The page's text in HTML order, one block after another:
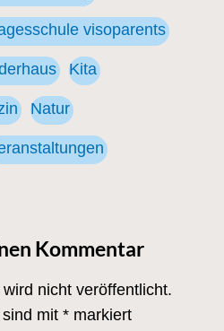
visoparents
Kita
Natur
Kommentar
nicht veröffentlicht.
mit * markiert